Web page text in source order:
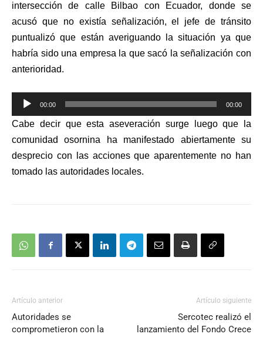
intersección de calle Bilbao con Ecuador, donde se
acusó que no existía señalización, el jefe de tránsito
puntualizó que están averiguando la situación ya que
habría sido una empresa la que sacó la señalización con
anterioridad.
Reproductor
de
audio
00:00 00:00
Cabe decir que esta aseveración surge luego que la
comunidad osornina ha manifestado abiertamente su
desprecio con las acciones que aparentemente no han
tomado las autoridades locales.
Artículo anterior
Autoridades se
comprometieron con la
Artículo siguiente
Sercotec realizó el
lanzamiento del Fondo Crece